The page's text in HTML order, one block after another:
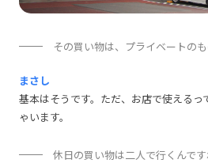
その買い物は、プライベートの
まさし
基本はそうです。ただ、お店で使えるっ
ゃいます。
休日の買い物は二人で行くんです